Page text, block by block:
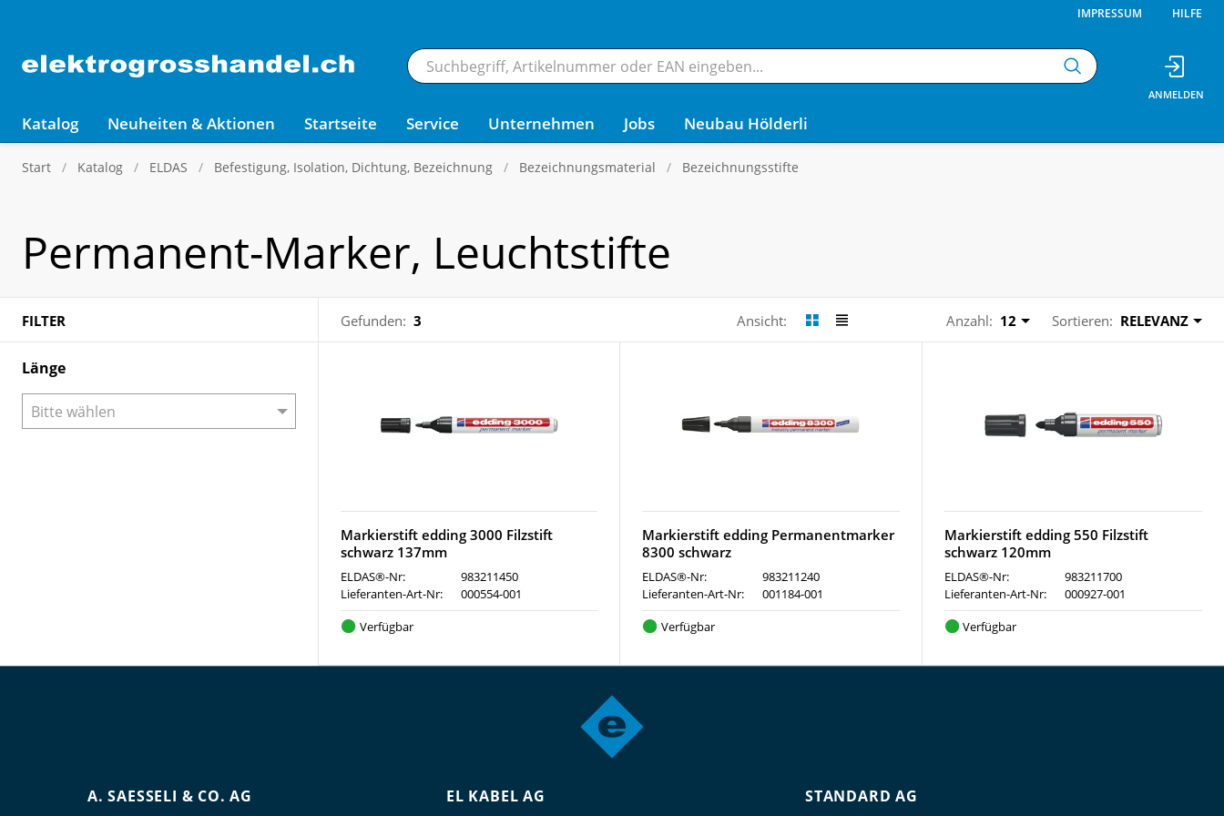
IMPRESSUM HILFE
Katalog Neuheiten & Aktionen Startseite Service Unternehmen Jobs Neubau Hölderli
Start Katalog ELDAS Befestigung, Isolation, Dichtung, Bezeichnung Bezeichnungsmaterial Bezeichnungsstifte
Permanent-Marker, Leuchtstifte
FILTER Gefunden: 3 Ansicht: Anzahl: 12 Sortieren: RELEVANZ
Länge
Markierstift edding 3000 Filzstift
schwarz 137mm
ELDAS®-Nr:
983211450
Lieferanten-Art-Nr:
000554-001
Verfügbar
Markierstift edding Permanentmarker
8300 schwarz
ELDAS®-Nr:
983211240
Lieferanten-Art-Nr:
001184-001
Verfügbar
Markierstift edding 550 Filzstift
schwarz 120mm
ELDAS®-Nr:
983211700
Lieferanten-Art-Nr:
000927-001
Verfügbar
A. SAESSELI & CO. AG EL KABEL AG STANDARD AG